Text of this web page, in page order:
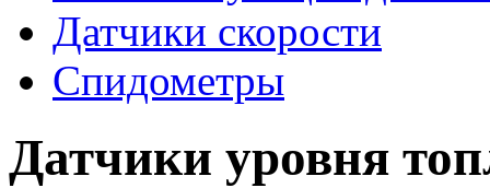
Датчики скорости
Спидометры
Датчики уровня